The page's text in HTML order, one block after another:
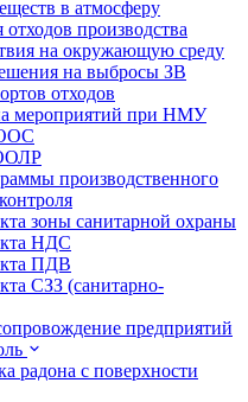
в атмосферу
производства
на окружающую среду
на выбросы ЗВ
отходов
мероприятий при НМУ
производственного
зоны санитарной охраны
НДС
ПДВ
СЗЗ (санитарно-
предприятий
радона с поверхности